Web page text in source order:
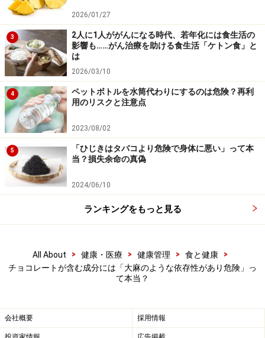
アナンダミドが100％体内に吸収されて血液中に均一に
広がったとすると、血中濃度は0.6～700μg／リットルと
計算されます。最高濃度がそのまま脳に移行したとすれ
ば、わずかにカンナビノイド受容体を刺激できるかもし
れないという、ぎりぎりのレベルです。
加えて、アナンダミドには「体内で速やかに分解されて
しまう」という性質があります。寿命が短く、カンナビ
ノイド受容体に作用したとしても間もなく消えてなくな
ってしまいます。大麻成分のTHCが、長期間にわたり体
内（とくに脂肪組織中）に残存し続けて、脳などに悪影
響を与えるのとはまったく異なります。
チョコレートを食べることでアナンダミドを摂取したと
されてしまいます。つまり、脳まで届いて精神作用を発
揮することはまずありえません。私たちがチョコレート
う。安心して食べてください。
2026/01/27
3
2人に1人ががんになる時代、若年化には食生活の
影響も……がん治療を助ける食生活「ケトン食」と
は
2026/03/10
4
ペットボトルを水筒代わりにするのは危険？再利
用のリスクと注意点
2023/08/02
5
「ひじきはタバコより危険で身体に悪い」って本
当？損失余命の真偽
2024/06/10
ランキングをもっと見る
All About > 健康・医療 > 健康管理 > 食と健康
>
チョコレートが含む成分には「大麻のような依存性があり危険」っ
て本当？
会社概要 採用情報